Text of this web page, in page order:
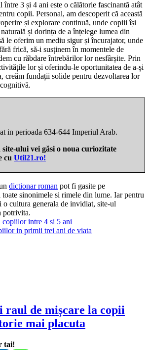
3 și 4 ani este o călătorie fascinantă atât
copii. Personal, am descoperit că această
și explorare continuă, unde copiii își
și dorința de a înțelege lumea din
le oferim un mediu sigur și încurajator, unde
frică, să-i susținem în momentele de
cu răbdare întrebărilor lor nesfârșite. Prin
lor și oferindu-le oportunitatea de a-și
creăm fundații solide pentru dezvoltarea lor
in perioada 634-644 Imperiul Arab.
site-ului vei găsi o noua curiozitate
cu Util21.ro!
dictionar roman pot fi gasite pe
sinonimele si rimele din lume. Iar pentru
cultura generala de invidiat, site-ul
potrivita.
copiilor intre 4 si 5 ani
in primii trei ani de viata
raul de mișcare la copii
mai placuta
tai!